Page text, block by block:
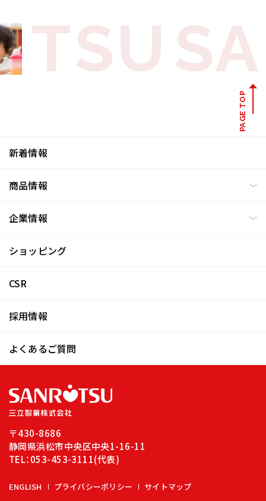
TSU
PAGE TOP
新着情報
商品情報
企業情報
ショッピング
CSR
採用情報
よくあるご質問
〒430-8686
静岡県浜松市中央区中央1-16-11
TEL：053-453-3111(代表)
ENGLISH プライバシーポリシー サイトマップ